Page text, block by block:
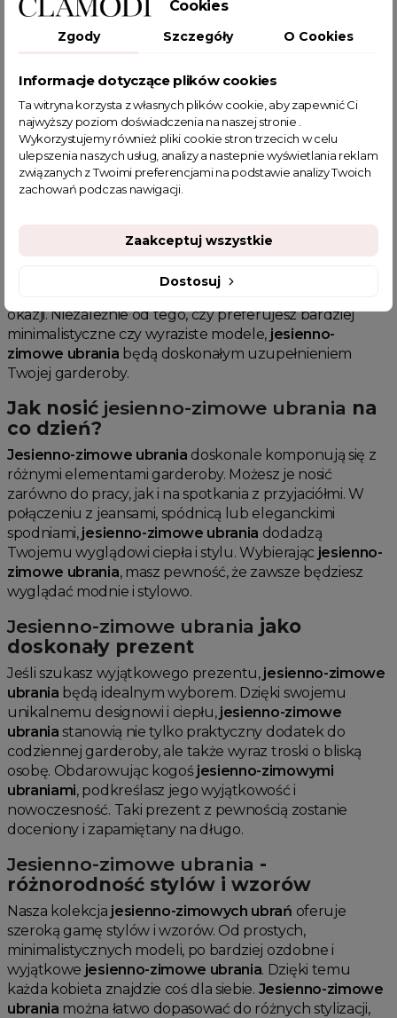
jesienno-zimowe ubrania
swojemu eleganckiemu designowi,
jesienno-zimowe
formalnych stylizacji, podkreślając Twoją wyjątkowość.
doskonałym wyborem na relaksujący dzień w domu lub
spacer na świeżym powietrzu.
Dlaczego warto wybraćjesienno-
zimowe ubrania?
jesienno-zimowe ubrania, podkreślasz
są dostępne w różnych kolorach i
okazji. Niezależnie od tego, czy preferujesz bardziej
minimalistyczne czy wyraziste modele, jesienno-
zimowe ubrania będą doskonałym uzupełnieniem
Twojej garderoby.
Jak nosić jesienno-zimowe ubrania na
co dzień?
Jesienno-zimowe ubrania doskonale komponują się z
różnymi elementami garderoby. Możesz je nosić
zarówno do pracy, jak i na spotkania z przyjaciółmi. W
połączeniu z jeansami, spódnicą lub eleganckimi
spodniami, jesienno-zimowe ubrania dodadzą
Twojemu wyglądowi ciepła i stylu. Wybierając jesienno-
zimowe ubrania, masz pewność, że zawsze będziesz
wyglądać modnie i stylowo.
Jesienno-zimowe ubrania jako
doskonały prezent
Jeśli szukasz wyjątkowego prezentu, jesienno-zimowe
ubrania będą idealnym wyborem. Dzięki swojemu
unikalnemu designowi i ciepłu, jesienno-zimowe
ubrania stanowią nie tylko praktyczny dodatek do
codziennej garderoby, ale także wyraz troski o bliską
osobę. Obdarowując kogoś jesienno-zimowymi
ubraniami, podkreślasz jego wyjątkowość i
nowoczesność. Taki prezent z pewnością zostanie
doceniony i zapamiętany na długo.
Jesienno-zimowe ubrania -
różnorodność stylów i wzorów
Nasza kolekcja jesienno-zimowych ubrań oferuje
szeroką gamę stylów i wzorów. Od prostych,
minimalistycznych modeli, po bardziej ozdobne i
wyjątkowe jesienno-zimowe ubrania. Dzięki temu
każda kobieta znajdzie coś dla siebie. Jesienno-zimowe
ubrania można łatwo dopasować do różnych stylizacji,
Cookies
Zgody Szczegóły O Cookies
Informacje dotyczące plików cookies
Ta witryna korzysta z własnych plików cookie, aby zapewnić Ci
najwyższy poziom doświadczenia na naszej stronie .
Wykorzystujemy również pliki cookie stron trzecich w celu
ulepszenia naszych usług, analizy a nastepnie wyświetlania reklam
związanych z Twoimi preferencjami na podstawie analizy Twoich
zachowań podczas nawigacji.
Dostosuj
Zaakceptuj wszystkie